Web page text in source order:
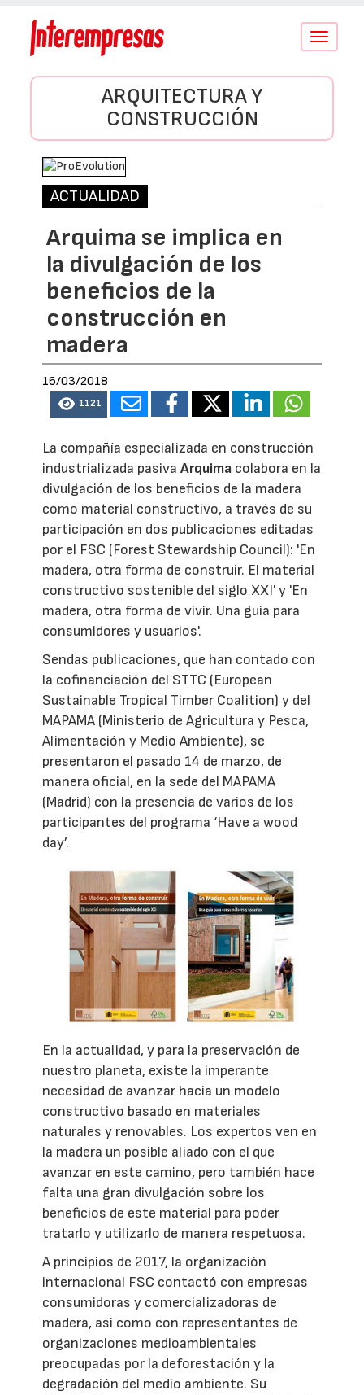
Conmutar
ARQUITECTURA Y
CONSTRUCCIÓN
ACTUALIDAD
Arquima se implica en
la divulgación de los
beneficios de la
construcción en
madera
16/03/2018
1121
La compañía especializada en construcción
industrializada pasivaArquima colabora en la
divulgación de los beneficios de la madera
como material constructivo, a través de su
participación en dos publicaciones editadas
por el FSC (Forest Stewardship Council): 'En
madera, otra forma de construir. El material
constructivo sostenible del siglo XXI' y 'En
madera, otra forma de vivir. Una guía para
consumidores y usuarios'.
Sendas publicaciones, que han contado con
la cofinanciación del STTC (European
Sustainable Tropical Timber Coalition) y del
MAPAMA (Ministerio de Agricultura y Pesca,
Alimentación y Medio Ambiente), se
presentaron el pasado 14 de marzo, de
manera oficial, en la sede del MAPAMA
(Madrid) con la presencia de varios de los
participantes del programa ‘Have a wood
day’.
En la actualidad, y para la preservación de
nuestro planeta, existe la imperante
necesidad de avanzar hacia un modelo
constructivo basado en materiales
naturales y renovables. Los expertos ven en
la madera un posible aliado con el que
avanzar en este camino, pero también hace
falta una gran divulgación sobre los
beneficios de este material para poder
tratarlo y utilizarlo de manera respetuosa.
A principios de 2017, la organización
internacional FSC contactó con empresas
consumidoras y comercializadoras de
madera, así como con representantes de
organizaciones medioambientales
preocupadas por la deforestación y la
degradación del medio ambiente. Su